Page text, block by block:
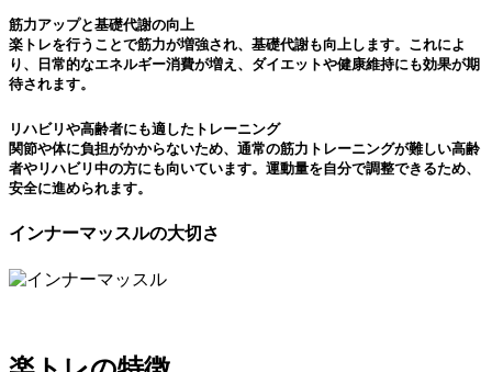
筋力アップと基礎代謝の向上
楽トレを行うことで筋力が増強され、基礎代謝も向上します。これによ
り、日常的なエネルギー消費が増え、ダイエットや健康維持にも効果が期
待されます。
リハビリや高齢者にも適したトレーニング
関節や体に負担がかからないため、通常の筋力トレーニングが難しい高齢
者やリハビリ中の方にも向いています。運動量を自分で調整できるため、
安全に進められます。
インナーマッスルの大切さ